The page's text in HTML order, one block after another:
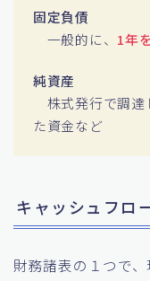
固定負債
一般的に、 1年
純資産
株式発行で調達
た資金など
キャッシュフロ
財務諸表の１つで